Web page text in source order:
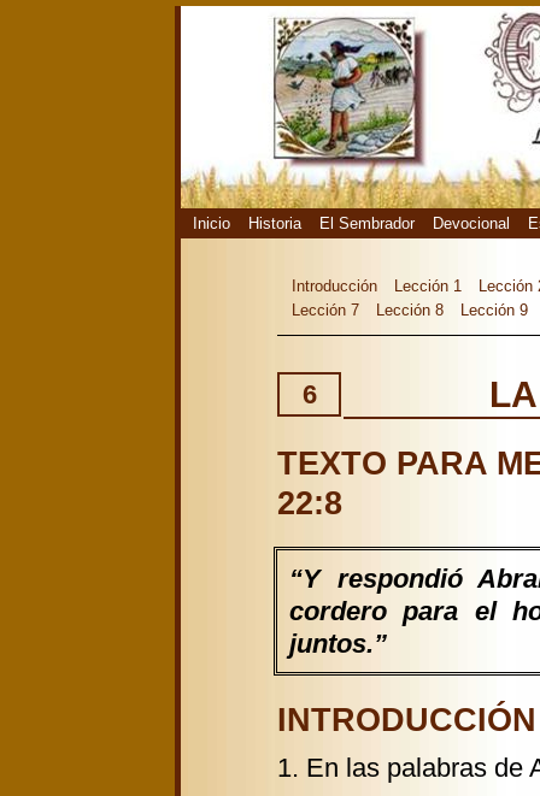
Inicio Historia El Sembrador Devocional
Introducción Lección 1
Lección
Lección 7
Lección 8 Lección 9
6
TEXTO PARA
22:8
“Y respondió
cordero para el
juntos.”
1. En las palabras de